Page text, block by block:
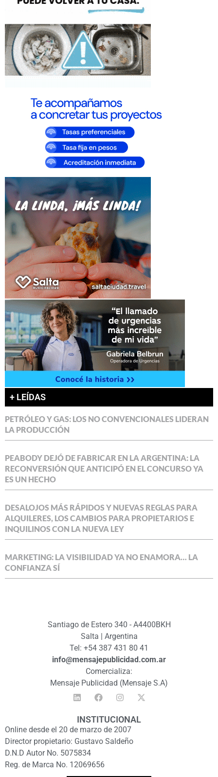
+ LEÍDAS
PETRÓLEO Y GAS: LOS NO CONVENCIONALES LIDERAN
LA PRODUCCIÓN
PEABODY DEJÓ DE FABRICAR EN LA ARGENTINA: LA
RECONVERSIÓN QUE ANTICIPÓ EN EL CONCURSO YA
ES UN HECHO
DESALOJOS MÁS RÁPIDOS Y NUEVAS REGLAS PARA
ALQUILERES, LOS CAMBIOS PARA PROPIETARIOS E
INQUILINOS CON LA NUEVA LEY
MARKETING: LA VISIBILIDAD YA NO ENAMORA… LA
CONFIANZA SÍ
Santiago de Estero 340 - A4400BKH
Salta | Argentina
Tel: +54 387 431 80 41
info@mensajepublicidad.com.ar
Comercializa:
Mensaje Publicidad (Mensaje S.A)
INSTITUCIONAL
Online desde el 20 de marzo de 2007
Director propietario: Gustavo Saldeño
D.N.D Autor No. 5075834
Reg. de Marca No. 12069656